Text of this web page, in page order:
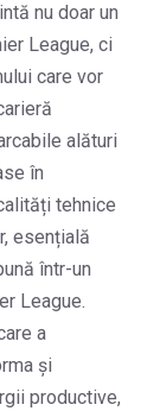
nu doar un
League, ci
care vor
alături
în
tehnice
esențială
într-un
League.
a
și
productive,